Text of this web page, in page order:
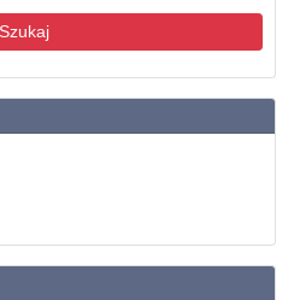
Szukaj